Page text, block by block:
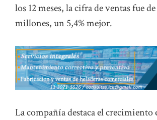
los 12 meses, la cifra de ventas fue
millones, un 5,4% mejor.
La compañía destaca el crecimiento